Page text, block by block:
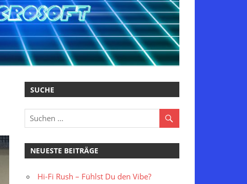
SUCHE
NEUESTE BEITRÄGE
Hi-Fi Rush – Fühlst Du den Vibe?